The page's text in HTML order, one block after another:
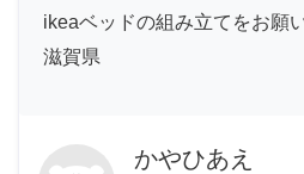
ikeaベッドの組み立てをお願
滋賀県
かやひあえ